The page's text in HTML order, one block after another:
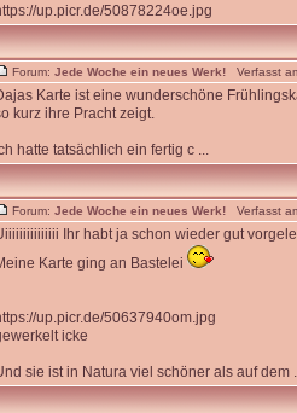
up.picr.de/50878224oe.jpg
Forum: Jede Woche ein neues Werk! Verfasst
Karte ist eine wunderschöne
kurz ihre Pracht zeigt.
hatte tatsächlich ein fertig c ...
Forum: Jede Woche ein neues Werk! Verfasst
Ihr habt ja schon wieder gut
Karte ging an Bastelei
up.picr.de/50637940om.jpg
icke
sie ist in Natura viel schöner als auf dem